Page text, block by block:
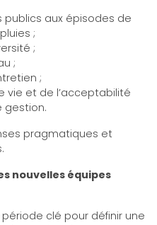
aux épisodes de
;
;
;
;
vie et de l’acceptabilité
gestion.
pragmatiques et
nouvelles équipes
clé pour définir une